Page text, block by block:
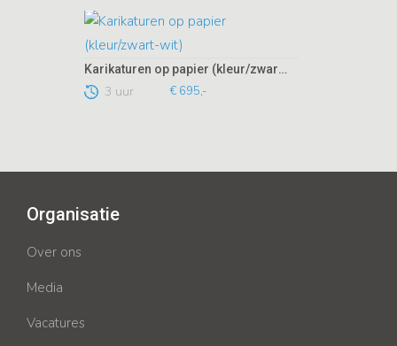
Karikaturen op papier (kleur/zwart-wit)
3 uur € 695,-
Organisatie
Over ons
Media
Vacatures